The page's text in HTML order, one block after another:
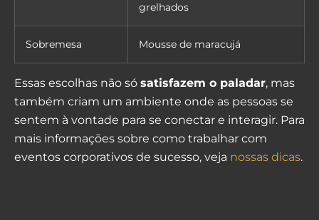
grelhados
Sobremesa Mousse de maracujá
Essas escolhas não só satisfazem o paladar, mas
também criam um ambiente onde as pessoas se
sentem à vontade para se conectar e interagir. Para
mais informações sobre como trabalhar com
eventos corporativos de sucesso, veja nossas dicas.